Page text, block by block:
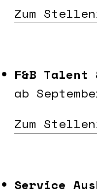
Zum
F&B Talent
ab
Zum
Service